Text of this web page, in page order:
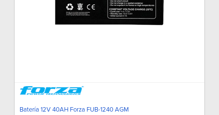
Batería 12V 40AH Forza FUB-1240 AGM